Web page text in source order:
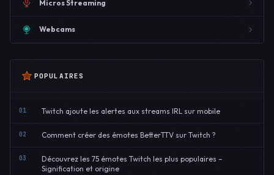
Micros Streaming
Webcams
POPULAIRES
01 Twitch ajoute les alertes aux streams IRL sur mobile
02 Comment créer des émotes BetterTTV sur Twitch ?
03
Découvrez les 75 émotes Twitch les plus populaires –
Signification et origine